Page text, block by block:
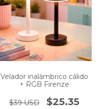
Velador inalámbrico cálido
+ RGB Firenze
$39 USD
$25.35